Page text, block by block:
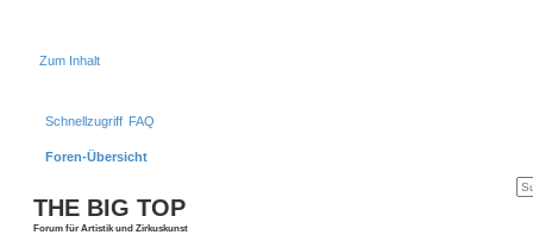
Zum Inhalt
Schnellzugriff FAQ
Foren-Übersicht
THE BIG TOP
Forum für Artistik und Zirkuskunst